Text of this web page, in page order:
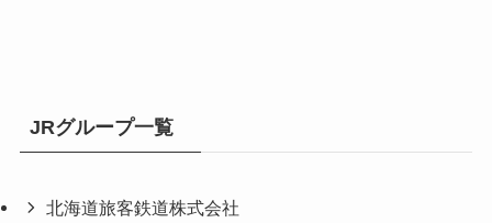
JRグループ一覧
北海道旅客鉄道株式会社